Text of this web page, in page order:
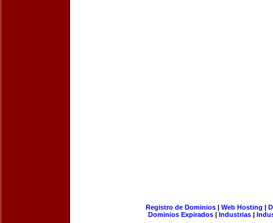
Registro de Dominios| Web Hosting |
Dominios Expirados | Industrias |